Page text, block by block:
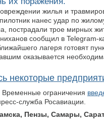
жилья и
нанес удар по
пострадали трое мирных
сообщил в Telegram-
лагеря готовят
оказывается
некоторые
Временные ограничения
служба Росавиации.
Пензы, Самары,